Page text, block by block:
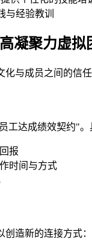
与经验教训
凝聚力虚拟
与成员之间的信
达成绩效契约"。
报
时间与方式
造新的连接方式：